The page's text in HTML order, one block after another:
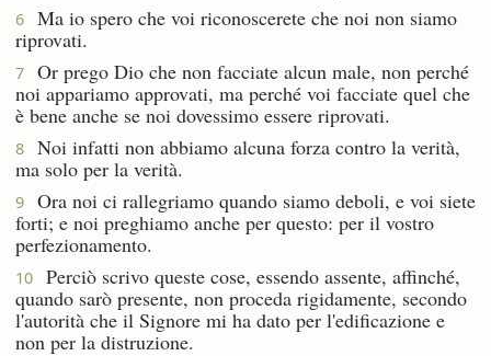
6
Ma io spero che voi riconoscerete che noi non siamo
riprovati.
7
Or prego Dio che non facciate alcun male, non perché
noi appariamo approvati, ma perché voi facciate quel che
è bene anche se noi dovessimo essere riprovati.
8
Noi infatti non abbiamo alcuna forza contro la verità,
ma solo per la verità.
9
Ora noi ci rallegriamo quando siamo deboli, e voi siete
forti; e noi preghiamo anche per questo: per il vostro
perfezionamento.
10
Perciò scrivo queste cose, essendo assente, affinché,
quando sarò presente, non proceda rigidamente, secondo
l'autorità che il Signore mi ha dato per l'edificazione e
non per la distruzione.